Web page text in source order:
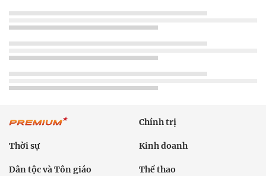
Chính trị
Thời sự Kinh doanh
Dân tộc và Tôn giáo Thể thao